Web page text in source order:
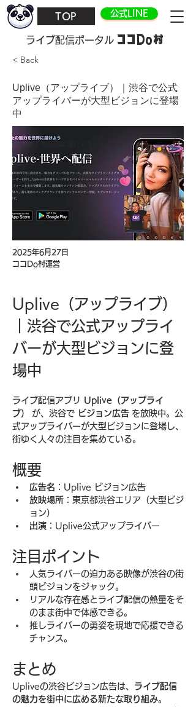
TOP 公式LINE
​ライブ配信ポータル ココDo村
< Back
Uplive（アップライブ）｜渋谷で公式
アップライバーが大型ビジョンに登場
中
2025年6月27日
ココDo村運営
Uplive（アップライブ）
｜渋谷で公式アップライ
バーが大型ビジョンに登
場中
ライブ配信アプリ Uplive（アップライ
ブ）
が、渋谷で ビジョン広告 を放映中。公
式アップライバーが大型ビジョンに登場し、
街ゆく人々の注目を集めている。
概要
広告名 ：Uplive ビジョン広告
放映場所 ：東京都渋谷エリア（大型ビジ
ョン）
出演 ：Uplive公式アップライバー
注目ポイント
人気ライバーの迫力ある映像が渋谷の街
頭ビジョンをジャック。
リアルな存在感とライブ配信の熱量をそ
のまま街中で体感できる。
推しライバーの勇姿を現地で応援できる
チャンス。
まとめ
Upliveの渋谷ビジョン広告は、 ライブ配信
の魅力を街中に広める新たな取り組み。